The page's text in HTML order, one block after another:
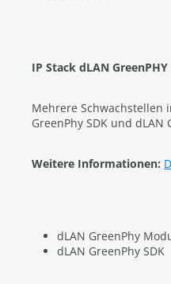
IP Stack dLAN GreenPHY
Mehrere Schwachstellen
GreenPhy SDK und dLAN
Weitere Informationen:
dLAN GreenPhy
dLAN GreenPhy SDK